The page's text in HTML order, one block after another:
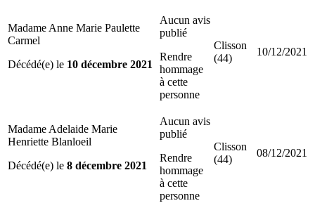
Madame Anne Marie Paulette
Carmel
Décédé(e) le 10 décembre 2021
Aucun avis
publié
Rendre
hommage
à cette
personne
Clisson
(44)
10/12/2021
Madame Adelaide Marie
Henriette Blanloeil
Décédé(e) le 8 décembre 2021
Aucun avis
publié
Rendre
hommage
à cette
personne
Clisson
(44)
08/12/2021